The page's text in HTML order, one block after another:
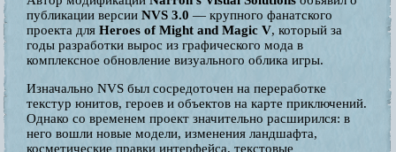
публикации версии NVS 3.0 — крупного фанатского
проекта для Heroes of Might and Magic V, который за
годы разработки вырос из графического мода в
комплексное обновление визуального облика игры.
Изначально NVS был сосредоточен на переработке
текстур юнитов, героев и объектов на карте приключений.
Однако со временем проект значительно расширился: в
него вошли новые модели, изменения ландшафта,
косметические правки интерфейса, текстовые